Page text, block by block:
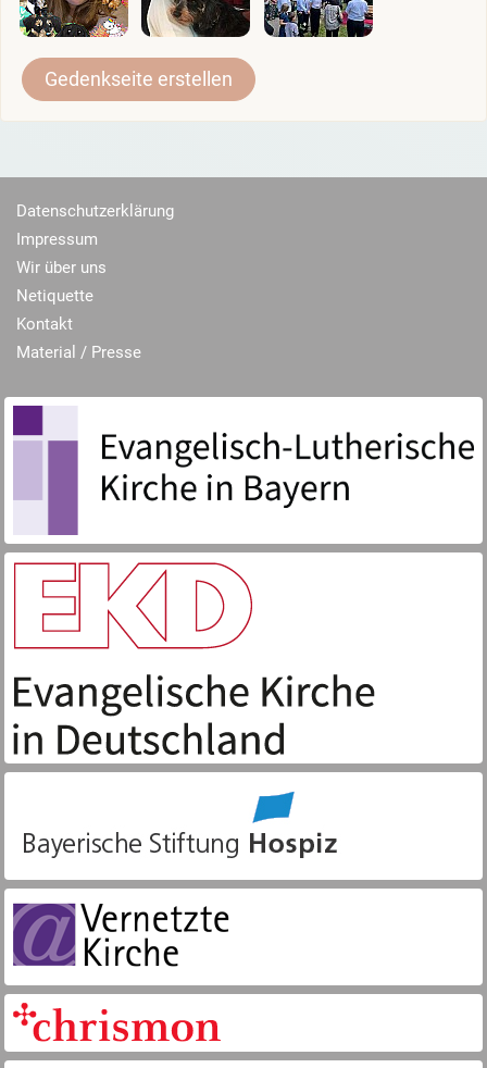
Gedenkseite erstellen
Datenschutzerklärung
Impressum
Wir über uns
Netiquette
Kontakt
Material / Presse